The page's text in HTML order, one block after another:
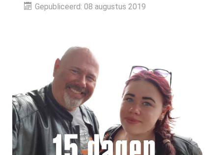
Gepubliceerd: 08 augustus 2019